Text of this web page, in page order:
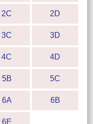
2C 2D
3C 3D
4C 4D
5B 5C
6A 6B
6E